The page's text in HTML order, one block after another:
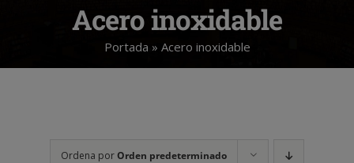
Acero inoxidable
Portada » Acero inoxidable
Ordena porOrden predeterminado